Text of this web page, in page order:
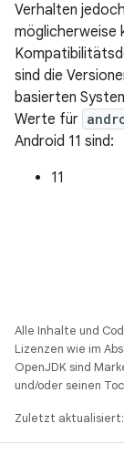
Verhalten
möglicherweise
sind die
basierten
Werte für
Android 11 sind:
11
Alle Inhalte und
Lizenzen wie im
OpenJDK sind
und/oder seinen
Zuletzt